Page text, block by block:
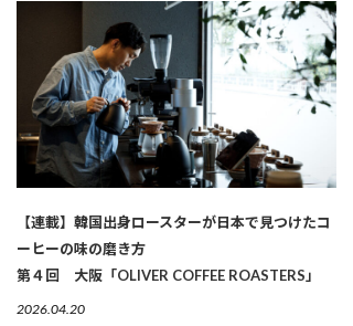
【連載】韓国出身ロースターが日本で見つけたコ
ーヒーの味の磨き方
第４回 大阪「OLIVER COFFEE ROASTERS」
2026.04.20